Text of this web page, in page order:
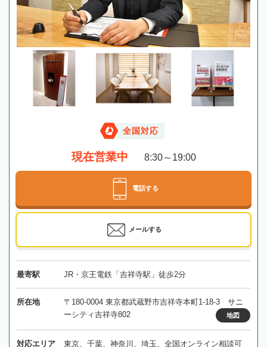
全国対応
現在営業中 8:30～19:00
電話する
メールする
最寄駅 JR・京王電鉄「吉祥寺駅」徒歩2分
所在地
〒180-0004 東京都武蔵野市吉祥寺本町1-18-3 サニ
ーシティ吉祥寺802
地図
対応エリア 東京、千葉、神奈川、埼玉、全国オンライン相談可